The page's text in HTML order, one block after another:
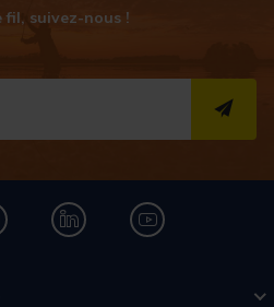
fil, suivez-nous !